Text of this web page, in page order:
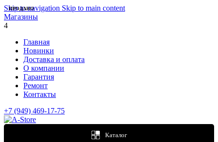
Skip to navigation Skip to main content
Магазины
4
Главная
Новинки
Доставка и оплата
О компании
Гарантия
Ремонт
Контакты
+7 (949) 469-17-75
Каталог
ПРОДАНО